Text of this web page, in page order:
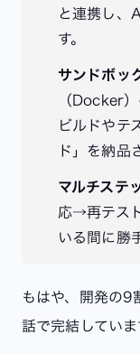
と連携し、
す。
サンドボッ
（Docker
ビルドやテ
ド」を納品
マルチステ
応→再テス
いる間に勝
もはや、開発の
話で完結していま